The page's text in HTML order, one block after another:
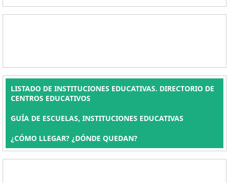
LISTADO DE INSTITUCIONES EDUCATIVAS. DIRECTORIO DE
CENTROS EDUCATIVOS
GUÍA DE ESCUELAS, INSTITUCIONES EDUCATIVAS
¿CÓMO LLEGAR? ¿DÓNDE QUEDAN?